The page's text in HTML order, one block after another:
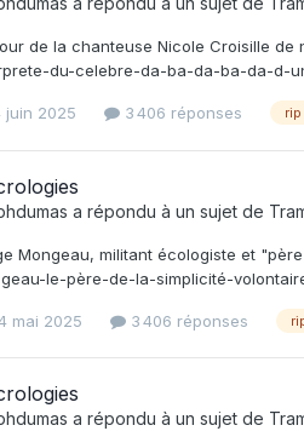
de la chanteuse Nicole Croisille
du-celebre-da-ba-da-ba-da-d-
juin 2025 3 406 réponses rip
a répondu à un sujet de
Mongeau, militant écologiste et
le-père-de-la-simplicité-
mai 2025 3 406 réponses
a répondu à un sujet de